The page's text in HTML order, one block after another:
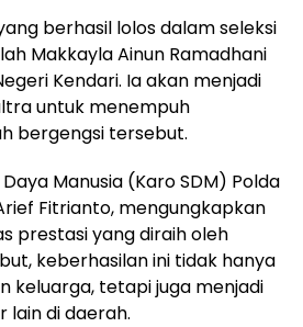
berhasil lolos dalam seleksi
Makkayla Ainun Ramadhani
Kendari. Ia akan menjadi
untuk menempuh
bergengsi tersebut.
Manusia (Karo SDM) Polda
Fitrianto, mengungkapkan
prestasi yang diraih oleh
keberhasilan ini tidak hanya
keluarga, tetapi juga menjadi
lain di daerah.